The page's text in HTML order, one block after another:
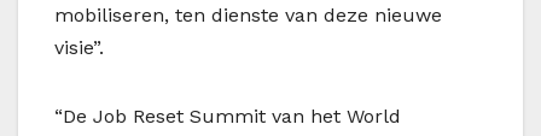
mobiliseren, ten dienste van deze nieuwe
visie”.
“De Job Reset Summit van het World